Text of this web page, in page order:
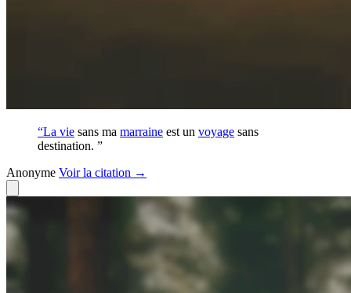
“La vie sans ma marraine est un voyage sans
destination. ”
Anonyme Voirla citation →